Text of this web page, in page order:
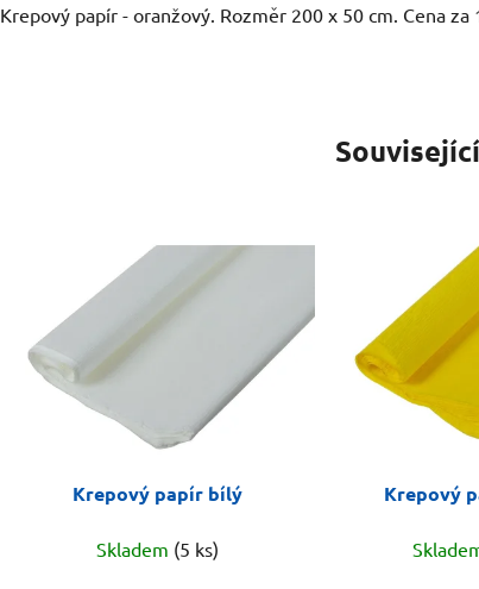
Krepový papír - oranžový. Rozměr 200 x 50 cm. Cena za
Krepový papír bílý
Skladem (5 ks)
Krepový